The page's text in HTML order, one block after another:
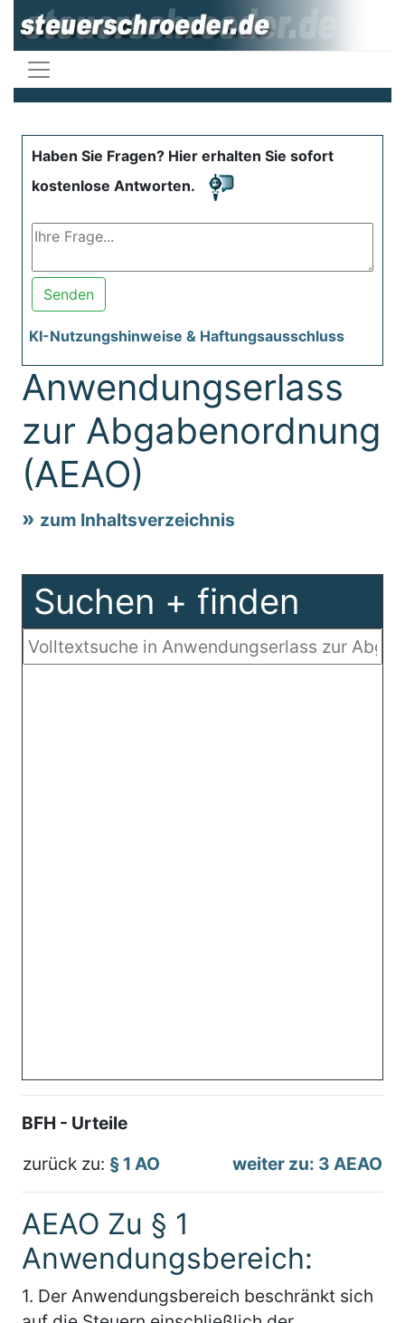
Haben Sie Fragen? Hier erhalten Sie sofort
kostenlose Antworten.
Senden
KI-Nutzungshinweise & Haftungsausschluss
Anwendungserlass
zur Abgabenordnung
(AEAO)
zum Inhaltsverzeichnis
Suchen + finden
BFH - Urteile
zurück zu: § 1 AO weiter zu: 3 AEAO
AEAO Zu § 1
Anwendungsbereich:
1. Der Anwendungsbereich beschränkt sich